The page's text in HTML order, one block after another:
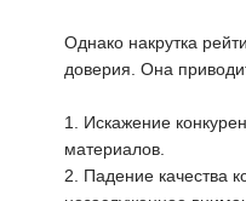
Однако накрутка
доверия. Она
1. Искажение
материалов.
2. Падение качества